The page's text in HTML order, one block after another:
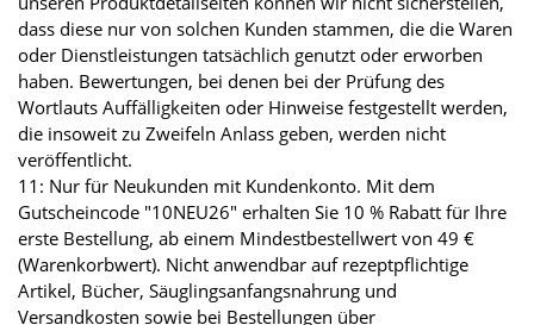
dass diese nur von solchen Kunden stammen, die die Waren
oder Dienstleistungen tatsächlich genutzt oder erworben
haben. Bewertungen, bei denen bei der Prüfung des
Wortlauts Auffälligkeiten oder Hinweise festgestellt werden,
die insoweit zu Zweifeln Anlass geben, werden nicht
veröffentlicht.
11: Nur für Neukunden mit Kundenkonto. Mit dem
Gutscheincode "10NEU26" erhalten Sie 10 % Rabatt für Ihre
erste Bestellung, ab einem Mindestbestellwert von 49 €
(Warenkorbwert). Nicht anwendbar auf rezeptpflichtige
Artikel, Bücher, Säuglingsanfangsnahrung und
Versandkosten sowie bei Bestellungen über